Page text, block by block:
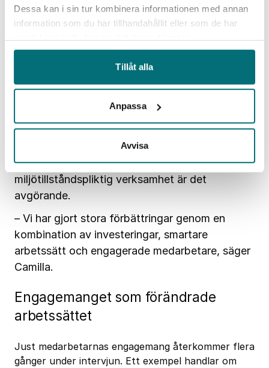
Dessa kan i sin tur kombinera informationen med annan
information som du har tillhandahållit eller som de har
Tillåt alla
Anpassa
Avvisa
Camilla Högdahl, HSE Manager på
Och resultaten börjar redan synas.
Trots ökad produktion
har Norma minskat
energikostnaderna med omkring en miljon
kronor och reducerat vattenförbrukningen med
65 procent. För ett företag med
miljötillståndspliktig verksamhet är det
avgörande.
– Vi har gjort stora förbättringar genom en
kombination av investeringar, smartare
arbetssätt och engagerade medarbetare, säger
Camilla.
Engagemanget som förändrade
arbetssättet
Just medarbetarnas engagemang återkommer flera
gånger under intervjun. Ett exempel handlar om